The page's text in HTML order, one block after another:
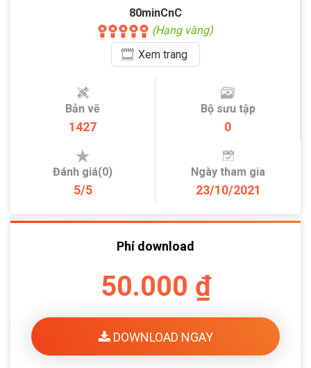
80minCnC
(Hạng vàng)
Xemtrang
Bản vẽ
1427
Bộ sưu tập
0
Đánh giá(0)
5/5
Ngày tham gia
23/10/2021
Phí download
50.000 ₫
DOWNLOAD NGAY